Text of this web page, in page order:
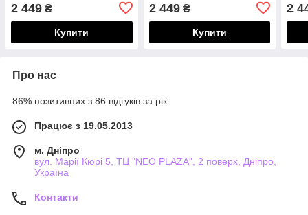
2 449 ₴
Купити
2 449₴
Купити
2
Про нас
86% позитивних з 86 відгуків за рік
Працює з 19.05.2013
м. Дніпро
вул. Марії Кюрі 5, ТЦ "NEO PLAZA", 2 поверх, Дніпро,
Україна
Контакти